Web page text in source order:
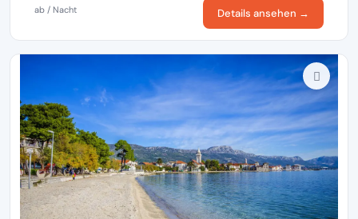
ab / Nacht Details ansehen →